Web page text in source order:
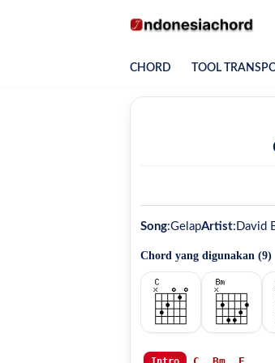
CHORD TOOL
Song:GelapArtist: David
Chord yang digunakan (9)